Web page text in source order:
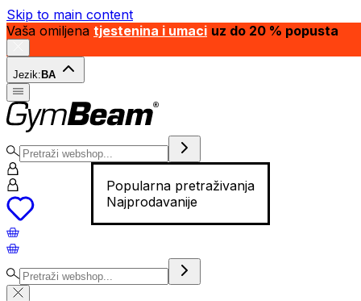
Skip to main content
Vaša omiljena tjestenina i umaci uz do 20 % popusta
Jezik: BA
Popularna pretraživanja
Najprodavanije